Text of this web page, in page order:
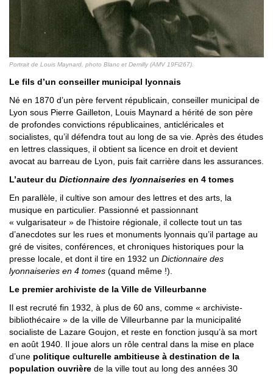
Portrait de Louis Maynard, photo Blanc et Demilly (AMV 19Fi267).
Le fils d’un conseiller municipal lyonnais
Né en 1870 d’un père fervent républicain, conseiller municipal de
Lyon sous Pierre Gailleton, Louis Maynard a hérité de son père
de profondes convictions républicaines, anticléricales et
socialistes, qu’il défendra tout au long de sa vie. Après des études
en lettres classiques, il obtient sa licence en droit et devient
avocat au barreau de Lyon, puis fait carrière dans les assurances.
L’auteur du Dictionnaire des lyonnaiseries en 4 tomes
En parallèle, il cultive son amour des lettres et des arts, la
musique en particulier. Passionné et passionnant
« vulgarisateur » de l’histoire régionale, il collecte tout un tas
d’anecdotes sur les rues et monuments lyonnais qu’il partage au
gré de visites, conférences, et chroniques historiques pour la
presse locale, et dont il tire en 1932 un Dictionnaire des
lyonnaiseries en 4 tomes (quand même !).
Le premier archiviste de la Ville de Villeurbanne
Il est recruté fin 1932, à plus de 60 ans, comme « archiviste-
bibliothécaire » de la ville de Villeurbanne par la municipalité
socialiste de Lazare Goujon, et reste en fonction jusqu’à sa mort
en août 1940. Il joue alors un rôle central dans la mise en place
d’une politique culturelle ambitieuse à destination de la
population ouvrière de la ville tout au long des années 30